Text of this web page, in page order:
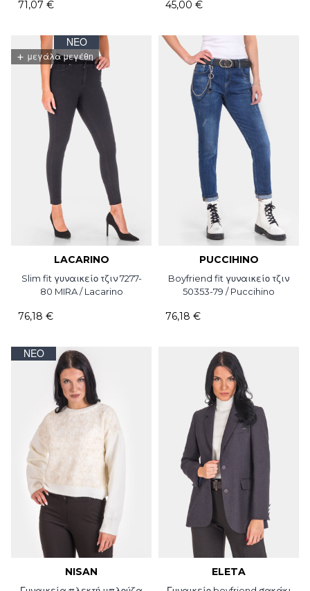
71,07 € 45,00 €
ΝΈΟ
+ μεγάλα μεγέθη
LACARINO
Slim fit γυναικείο τζιν 7277-
80 MIRA / Lacarino
76,18 €
PUCCIHINO
Boyfriend fit γυναικείο τζιν
50353-79 / Puccihino
76,18 €
ΝΈΟ
NISAN ELETA